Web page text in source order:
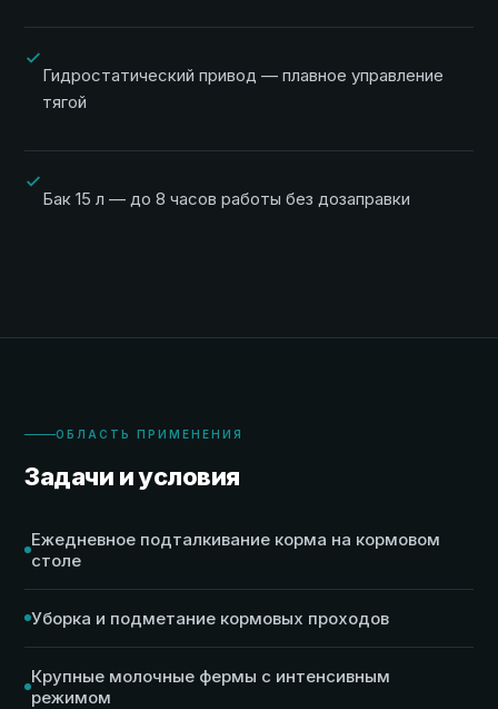
Гидростатический привод — плавное управление
тягой
Бак 15 л — до 8 часов работы без дозаправки
ОБЛАСТЬ ПРИМЕНЕНИЯ
Задачи и условия
Ежедневное подталкивание корма на кормовом
столе
Уборка и подметание кормовых проходов
Крупные молочные фермы с интенсивным
режимом